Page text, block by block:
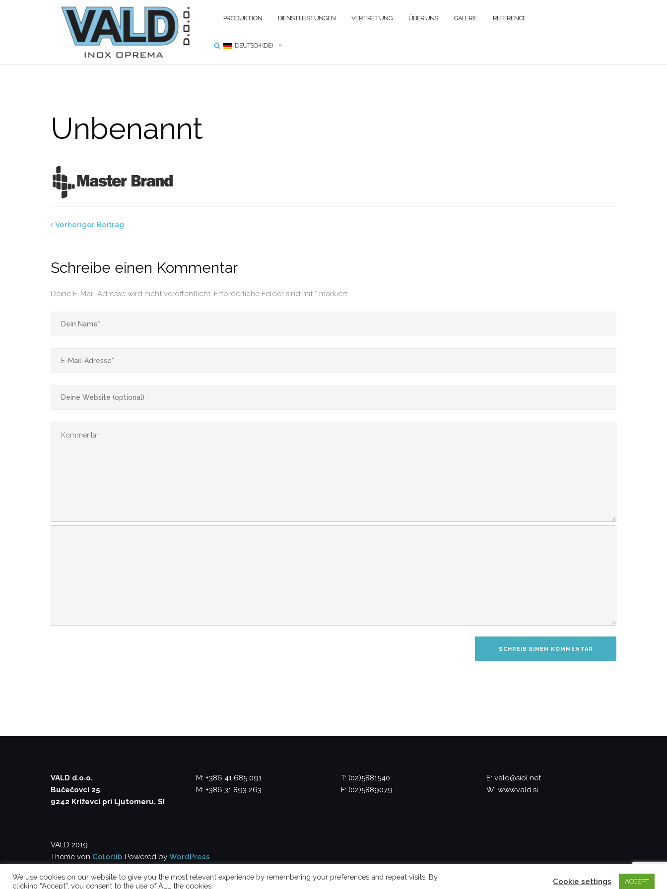
PRODUKTION DIENSTLEISTUNGEN VERTRETUNG ÜBER UNS GALERIE REFERENCE
DEUTSCH (DE)
Unbenannt
Vorheriger Beitrag
Schreibe einen Kommentar
Deine E-Mail-Adresse wird nicht veröffentlicht. Erforderliche Felder sind mit * markiert
VALD d.o.o.
Bučečovci 25
9242 Križevci pri Ljutomeru, SI
M: +386 41 685 091
M: +386 31 893 263
T: (02)5881540
F: (02)5889079
E: vald@siol.net
W: www.vald.si
VALD 2019
Theme von Colorlib Powered by WordPress
We use cookies on our website to give you the most relevant experience by remembering your preferences and repeat visits. By
clicking “Accept”, you consent to the use of ALL the cookies.
Cookie settings ACCEPT